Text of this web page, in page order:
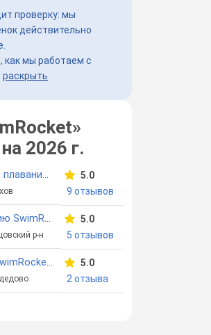
проверку: мы
действительно
как мы работаем с
раскрыть
на 2026 г.
Новогодние сборы по плаванию SwimRocket
5.0
9 отзывов
Интенсивы по плаванию SwimRocket в Ершово
р-н
5.0
5 отзывов
Сборы по плаванию SwimRocket в Домодедово
5.0
2 отзыва